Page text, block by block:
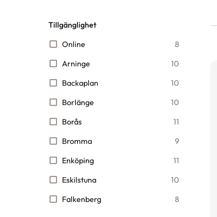
Tillgänglighet
Online
8
Arninge
10
Backaplan
10
Borlänge
10
Borås
11
Bromma
9
Enköping
11
Eskilstuna
10
Falkenberg
8